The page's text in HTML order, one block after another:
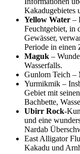
Kakadugebietes
Yellow Water –
Feuchtgebiet, in
Gewässer,
Periode in einen
Maguk –
Wasserfalls.
Gunlom Teich –
Yurmikmik –
Gebiet mit
Bachbette,
Ubirr Rock-
und eine
Nardab
East Alligator
Kakadu und